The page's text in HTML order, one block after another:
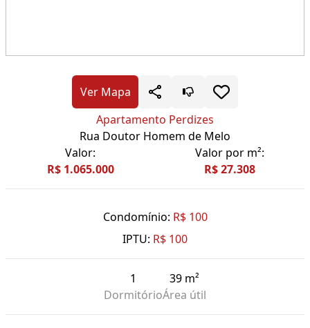
Ver Mapa
Apartamento Perdizes
Rua Doutor Homem de Melo
Valor:
R$ 1.065.000
Valor por m²:
R$ 27.308
Condomínio: R$ 100
IPTU: R$ 100
1
Dormitório
39 m²
Área útil